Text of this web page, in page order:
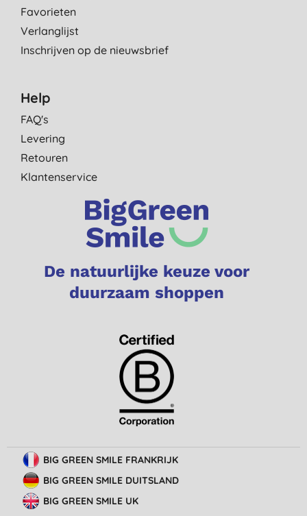
Favorieten
Verlanglijst
Inschrijven op de nieuwsbrief
Help
FAQ's
Levering
Retouren
Klantenservice
De natuurlijke keuze voor
duurzaam shoppen
BIG GREEN SMILE FRANKRIJK
BIG GREEN SMILE DUITSLAND
BIG GREEN SMILE UK